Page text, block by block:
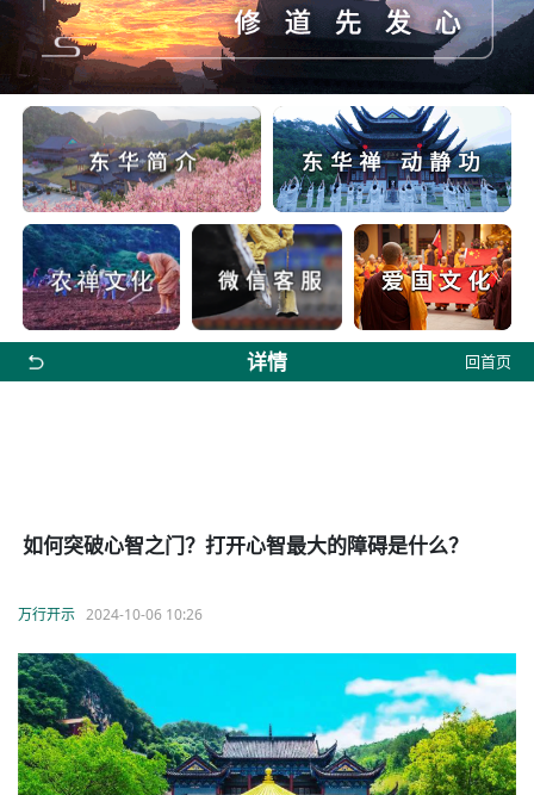
详情 回首页
如何突破心智之门？打开心智最大的障碍是什么？
万行开示 2024-10-06 10:26